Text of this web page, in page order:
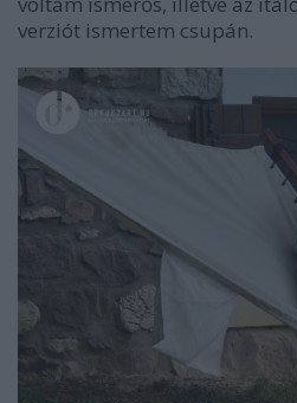
verziót ismertem csupán.